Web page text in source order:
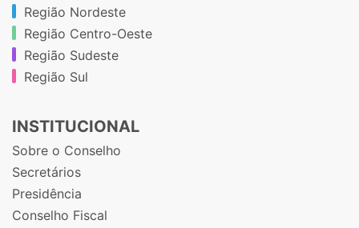
Região Nordeste
Região Centro-Oeste
Região Sudeste
Região Sul
INSTITUCIONAL
Sobre o Conselho
Secretários
Presidência
Conselho Fiscal